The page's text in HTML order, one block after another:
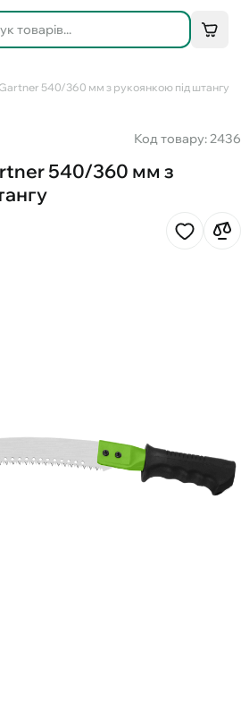
540/360 мм з рукоянкою під штангу
Код товару: 2436
540/360 мм з